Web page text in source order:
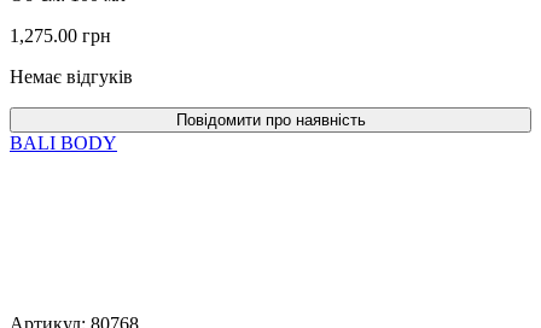
1,275.00 грн
Немає відгуків
BALI BODY